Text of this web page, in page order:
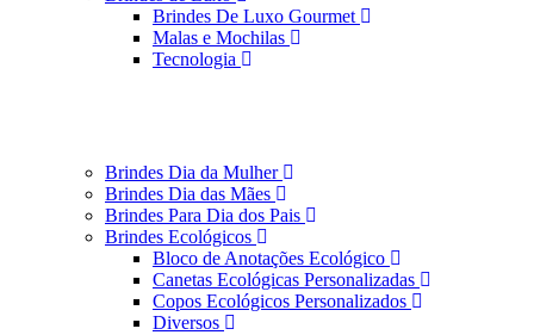
Brindes De Luxo Gourmet
Malas e Mochilas
Tecnologia
Brindes Dia da Mulher
Brindes Dia das Mães
Brindes Para Dia dos Pais
Brindes Ecológicos
Bloco de Anotações Ecológico
Canetas Ecológicas Personalizadas
Copos Ecológicos Personalizados
Diversos